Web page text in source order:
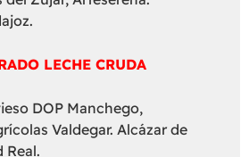
LECHE CRUDA
DOP Manchego,
Valdegar. Alcázar de
Real.